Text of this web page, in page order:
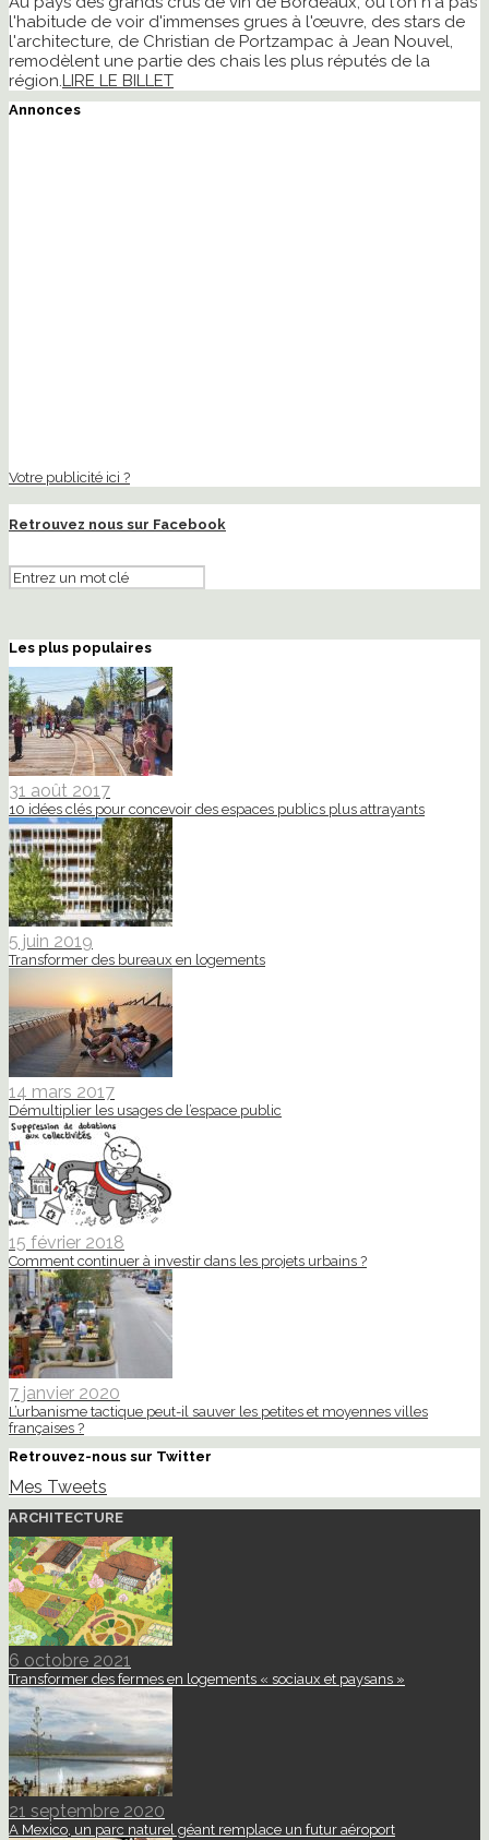
l'habitude de voir d'immenses grues à l'œuvre, des stars de
l'architecture, de Christian de Portzampac à Jean Nouvel,
remodèlent une partie des chais les plus réputés de la
région. LIRE LE BILLET
Annonces
Votre publicité ici ?
Retrouvez nous sur Facebook
Les plus populaires
31 août 2017
10 idées clés pour concevoir des espaces publics plus attrayants
5 juin 2019
Transformer des bureaux en logements
14 mars 2017
Démultiplier les usages de l’espace public
15 février 2018
Comment continuer à investir dans les projets urbains ?
7 janvier 2020
L’urbanisme tactique peut-il sauver les petites et moyennes villes
françaises ?
Retrouvez-nous sur Twitter
Mes Tweets
ARCHITECTURE
6 octobre 2021
Transformer des fermes en logements « sociaux et paysans »
21 septembre 2020
A Mexico, un parc naturel géant remplace un futur aéroport